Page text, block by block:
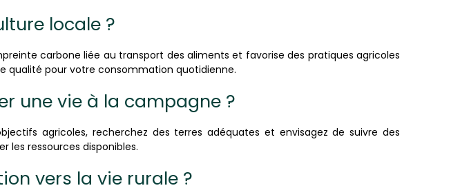
locale ?
carbone liée au transport des aliments et favorise des pratiques agricoles
qualité pour votre consommation quotidienne.
une vie à la campagne ?
agricoles, recherchez des terres adéquates et envisagez de suivre des
les ressources disponibles.
vers la vie rurale ?